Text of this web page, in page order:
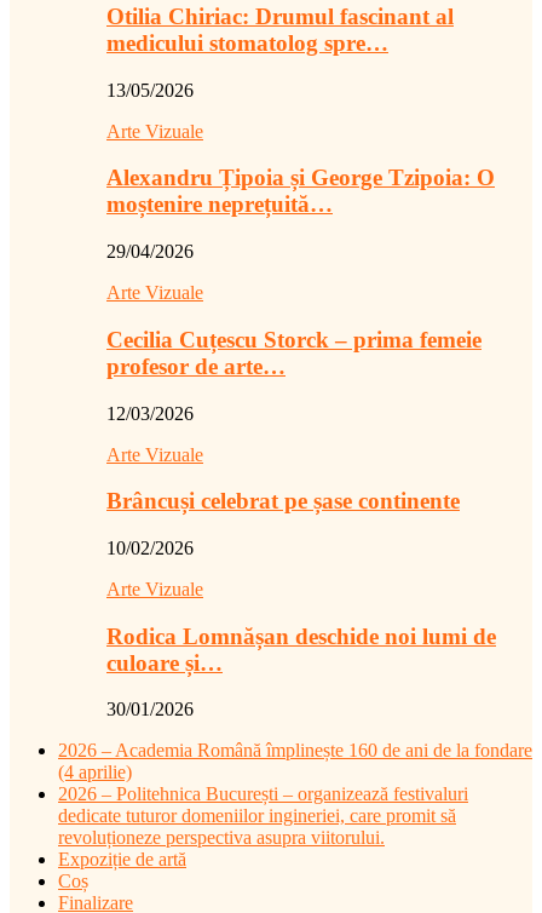
Otilia Chiriac: Drumul fascinant al
medicului stomatolog spre…
13/05/2026
Arte Vizuale
Alexandru Țipoia și George Tzipoia: O
moștenire neprețuită…
29/04/2026
Arte Vizuale
Cecilia Cuțescu Storck – prima femeie
profesor de arte…
12/03/2026
Arte Vizuale
Brâncuși celebrat pe șase continente
10/02/2026
Arte Vizuale
Rodica Lomnășan deschide noi lumi de
culoare și…
30/01/2026
2026 – Academia Română împlinește 160 de ani de la fondare
(4 aprilie)
2026 – Politehnica București – organizează festivaluri
dedicate tuturor domeniilor ingineriei, care promit să
revoluționeze perspectiva asupra viitorului.
Expoziție de artă
Coș
Finalizare